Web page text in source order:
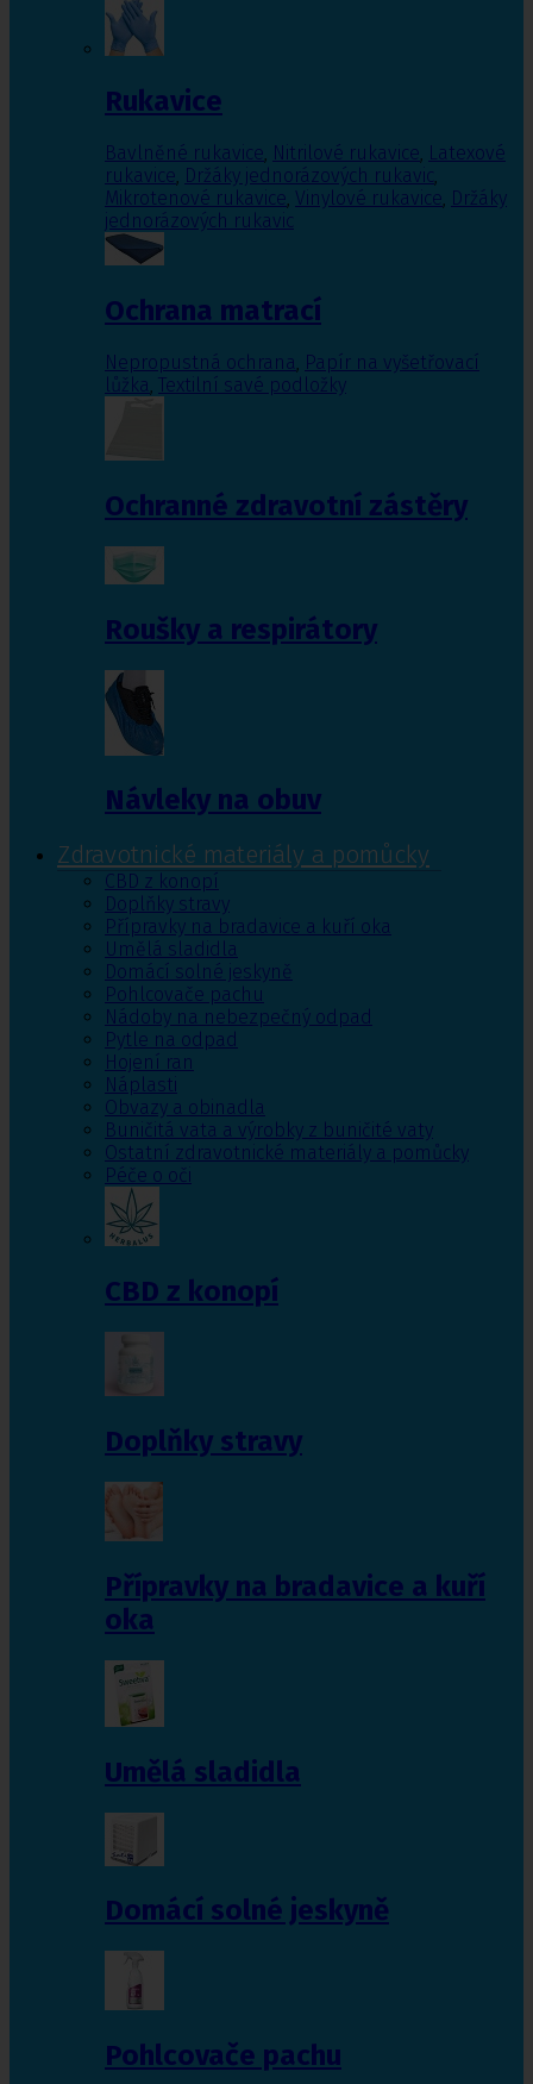
Rukavice
Bavlněné rukavice, Nitrilové rukavice, Latexové
rukavice, Držáky jednorázových rukavic,
Mikrotenové rukavice, Vinylové rukavice, Držáky
jednorázových rukavic
Ochrana matrací
Nepropustná ochrana, Papír na vyšetřovací
lůžka, Textilní savé podložky
Ochranné zdravotní zástěry
Roušky a respirátory
Návleky na obuv
Zdravotnické materiály a pomůcky
CBD z konopí
Doplňky stravy
Přípravky na bradavice a kuří oka
Umělá sladidla
Domácí solné jeskyně
Pohlcovače pachu
Nádoby na nebezpečný odpad
Pytle na odpad
Hojení ran
Náplasti
Obvazy a obinadla
Buničitá vata a výrobky z buničité vaty
Ostatní zdravotnické materiály a pomůcky
Péče o oči
CBD z konopí
Doplňky stravy
Přípravky na bradavice a kuří
oka
Umělá sladidla
Domácí solné jeskyně
Pohlcovače pachu